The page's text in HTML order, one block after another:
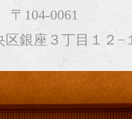
〒104-0061
区銀座３丁目１２−